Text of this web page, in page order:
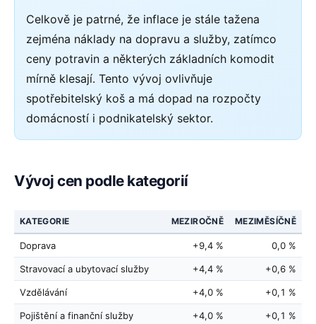
Celkově je patrné, že inflace je stále tažena
zejména náklady na dopravu a služby, zatímco
ceny potravin a některých základních komodit
mírně klesají. Tento vývoj ovlivňuje
spotřebitelský koš a má dopad na rozpočty
domácností i podnikatelský sektor.
Vývoj cen podle kategorií
KATEGORIE MEZIROČNĚ MEZIMĚSÍČNĚ
Doprava +9,4 % 0,0 %
Stravovací a ubytovací služby +4,4 % +0,6 %
Vzdělávání +4,0 % +0,1 %
Pojištění a finanční služby +4,0 % +0,1 %